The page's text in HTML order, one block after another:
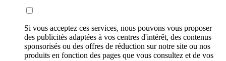
Si vous acceptez ces services, nous pouvons vous proposer
des publicités adaptées à vos centres d'intérêt, des contenus
sponsorisés ou des offres de réduction sur notre site ou nos
produits en fonction des pages que vous consultez et de vos